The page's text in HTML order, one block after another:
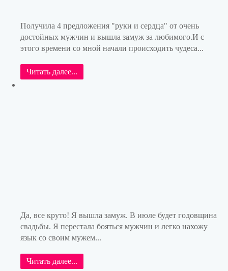
Получила 4 предложения "руки и сердца" от очень
достойных мужчин и вышла замуж за любимого.И с
этого времени со мной начали происходить чудеса...
Читать далее...
Да, все круто! Я вышла замуж. В июле будет годовщина
свадьбы. Я перестала бояться мужчин и легко нахожу
язык со своим мужем...
Читать далее...